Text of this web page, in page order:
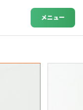
メニュー